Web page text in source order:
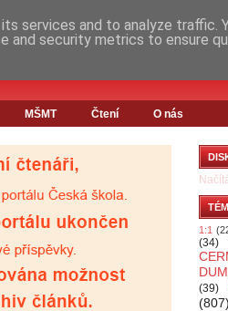
MŠMT Čtení O nás
1:1
(34)
DUM
(39)
(807)
services and to analyze traffic.
and security metrics to ensure